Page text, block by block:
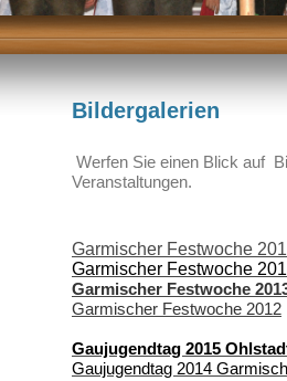
Bildergalerien
Werfen Sie einen Blick auf
Veranstaltungen.
Garmischer Festwoche
Garmischer Festwoche
Garmischer Festwoche
Garmischer Festwoche 2012
Gaujugendtag 2015
Gaujugendtag 2014 Garmisch